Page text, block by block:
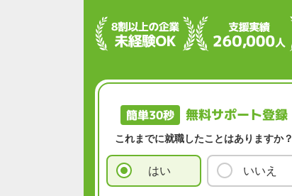
簡単30秒 無料サポート登録
これまでに就職したことはありますか？
はい いいえ